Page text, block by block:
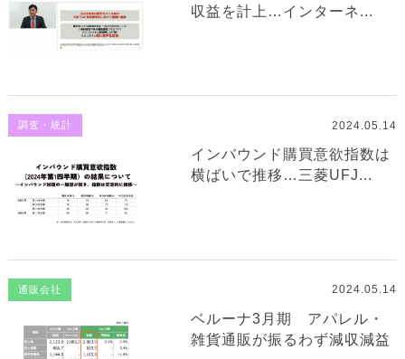
収益を計上…インターネ...
調査・統計 2024.05.14
インバウンド購買意欲指数は
横ばいで推移…三菱UFJ...
通販会社 2024.05.14
ベルーナ3月期 アパレル・
雑貨通販が振るわず減収減益